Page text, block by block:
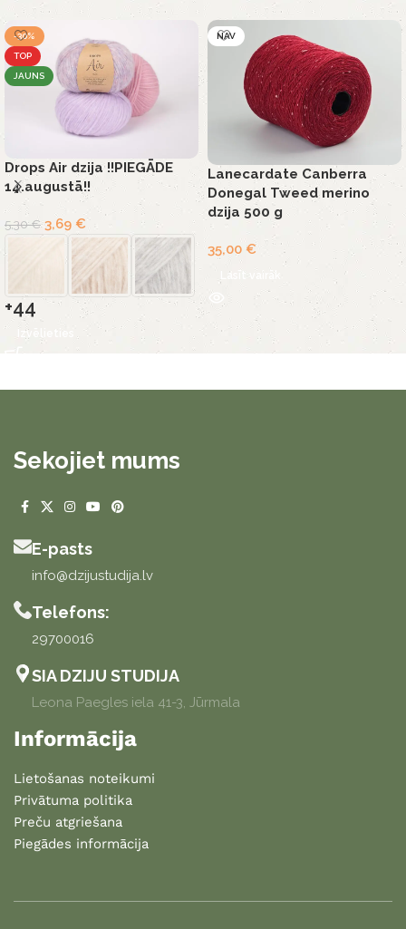
-30%
TOP
JAUNS
Drops Air dzija !!PIEGĀDE
14.augustā!!
5,30€ 3,69 €
+44
Izvēlieties
NAV
Lanecardate Canberra
Donegal Tweed merino
dzija 500 g
35,00 €
Lasīt vairāk
Sekojiet mums
E-pasts
info@dzijustudija.lv
Telefons:
29700016
SIA DZIJU STUDIJA
Leona Paegles iela 41-3, Jūrmala
Informācija
Lietošanas noteikumi
Privātuma politika
Preču atgriešana
Piegādes informācija